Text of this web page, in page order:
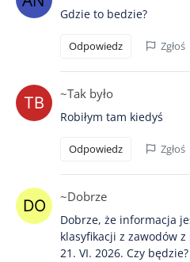
Gdzie to bedzie?
Odpowiedz Zgłoś
~Tak było
Robiłym tam kiedyś
Odpowiedz Zgłoś
~Dobrze
Dobrze, że informacja
klasyfikacji z zawodów
21. VI. 2026. Czy będzie?